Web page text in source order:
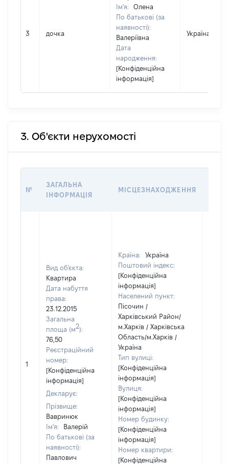
3 дочка
Ім'я:
Олена
По батькові (за
наявності):
Валеріївна
Дата
народження:
[Конфіденційна
інформація]
Україна
3. Об'єкти нерухомості
№
ЗАГАЛЬНА
ІНФОРМАЦІЯ
МІСЦЕЗНАХОДЖЕННЯ
1
Вид об'єкта:
Квартира
Дата набуття
права:
23.12.2015
Загальна
площа (м2):
76,50
Реєстраційний
номер:
[Конфіденційна
інформація]
Декларує:
Прізвище:
Вавринюк
Ім'я:
Валерій
По батькові (за
наявності):
Павлович
Країна:
Україна
Поштовий індекс:
[Конфіденційна
інформація]
Населений пункт:
Пісочин /
Харківський Район/
м.Харків / Харківська
Область/м.Харків /
Україна
Тип вулиці:
[Конфіденційна
інформація]
Вулиця:
[Конфіденційна
інформація]
Номер будинку:
[Конфіденційна
інформація]
Номер квартири:
[Конфіденційна